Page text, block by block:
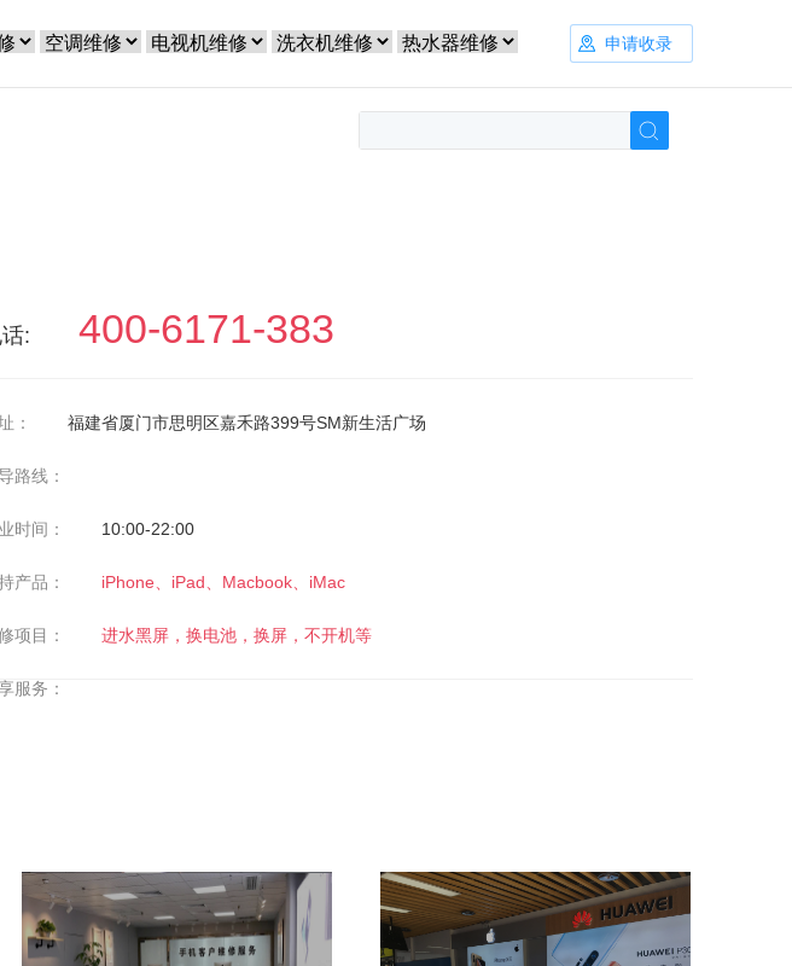
申请收录
: 400-6171-383
： 福建省厦门市思明区嘉禾路399号SM新生活广场
路线：
时间： 10:00-22:00
产品： iPhone、iPad、Macbook、iMac
项目： 进水黑屏，换电池，换屏，不开机等
服务：